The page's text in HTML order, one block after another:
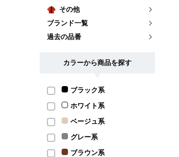
その他
ブランド一覧
過去の品番
カラーから商品を探す
ブラック系
ホワイト系
ベージュ系
グレー系
ブラウン系